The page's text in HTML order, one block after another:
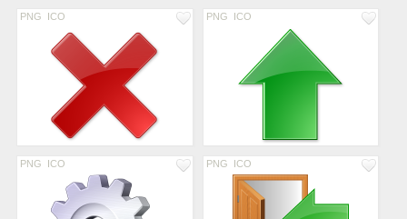
PNG ICO PNG ICO
PNG ICO PNG ICO